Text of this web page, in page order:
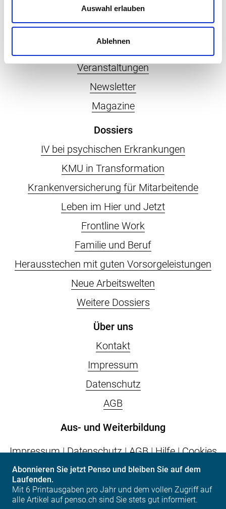
Auswahl erlauben
Ablehnen
Abonnieren Sie jetzt Penso und bleiben Sie auf dem
Laufenden.
Mit 6 Printausgaben pro Jahr und dem vollen Zugriff auf
alle Artikel auf penso.ch sind Sie stets gut informiert.
Abonnements
Werbung
Veranstaltungen
Newsletter
Magazine
Dossiers
IV bei psychischen Erkrankungen
KMU in Transformation
Krankenversicherung für Mitarbeitende
Leben im Hier und Jetzt
Frontline Work
Familie und Beruf
Herausstechen mit guten Vorsorgeleistungen
Neue Arbeitswelten
Weitere Dossiers
Über uns
Kontakt
Impressum
Datenschutz
AGB
Aus- und Weiterbildung
Impressum|Datenschutz|AGB|Hilfe|Cookies
vps.epas| Postfach | CH-6002 Luzern | Tel. +41
(0)41 317 07 07 | info(at)vps.epas.ch